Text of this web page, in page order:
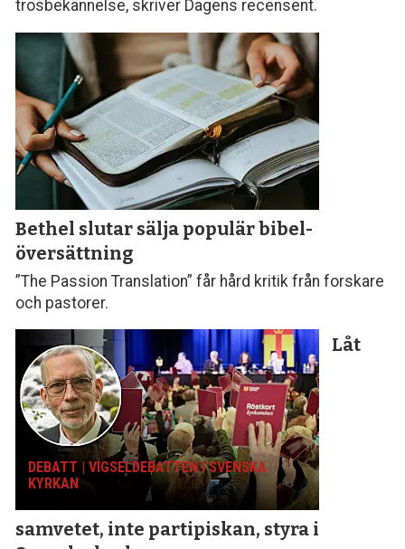
trosbekännelse, skriver Dagens recensent.
Bethel slutar sälja populär bibel­
översättning
”The Passion Translation” får hård kritik från forskare
och pastorer.
DEBATT | VIGSELDEBATTEN I SVENSKA
KYRKAN
Låt
samvetet, inte parti­piskan, styra i